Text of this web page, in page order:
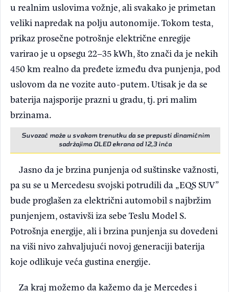
u realnim uslovima vožnje, ali svakako je primetan
veliki napredak na polju autonomije. Tokom testa,
prikaz prosečne potrošnje električne enregije
varirao je u opsegu 22–35 kWh, što znači da je nekih
450 km realno da pređete između dva punjenja, pod
uslovom da ne vozite auto-putem. Utisak je da se
baterija najsporije prazni u gradu, tj. pri malim
brzinama.
Suvozač može u svakom trenutku da se prepusti dinamičnim
sadržajima OLED ekrana od 12,3 inča
Jasno da je brzina punjenja od suštinske važnosti,
pa su se u Mercedesu svojski potrudili da „EQS SUV”
bude proglašen za električni automobil s najbržim
punjenjem, ostavivši iza sebe Teslu Model S.
Potrošnja energije, ali i brzina punjenja su dovedeni
na viši nivo zahvaljujući novoj generaciji baterija
koje odlikuje veća gustina energije.
Za kraj možemo da kažemo da je Mercedes i